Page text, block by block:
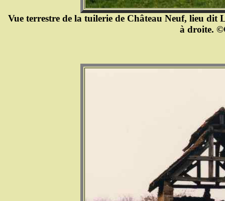
Vue terrestre de la tuilerie de Château Neuf, lieu dit
à droite.